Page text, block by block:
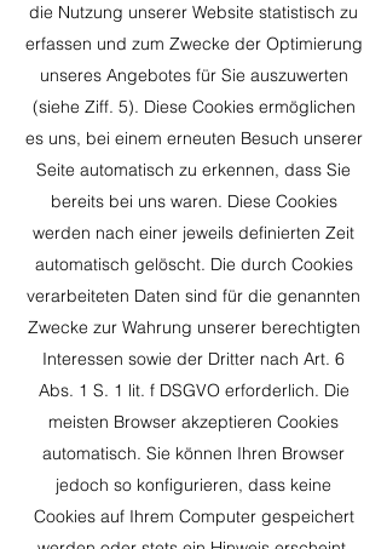
die Nutzung unserer Website statistisch zu
erfassen und zum Zwecke der Optimierung
unseres Angebotes für Sie auszuwerten
(siehe Ziff. 5). Diese Cookies ermöglichen
es uns, bei einem erneuten Besuch unserer
Seite automatisch zu erkennen, dass Sie
bereits bei uns waren. Diese Cookies
werden nach einer jeweils definierten Zeit
automatisch gelöscht. Die durch Cookies
verarbeiteten Daten sind für die genannten
Zwecke zur Wahrung unserer berechtigten
Interessen sowie der Dritter nach Art. 6
Abs. 1 S. 1 lit. f DSGVO erforderlich. Die
meisten Browser akzeptieren Cookies
automatisch. Sie können Ihren Browser
jedoch so konfigurieren, dass keine
Cookies auf Ihrem Computer gespeichert